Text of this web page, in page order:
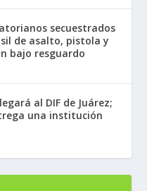
secuestrados
de asalto, pistola y
bajo resguardo
al DIF de Juárez;
una institución